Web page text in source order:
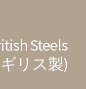
Steels
リス製)